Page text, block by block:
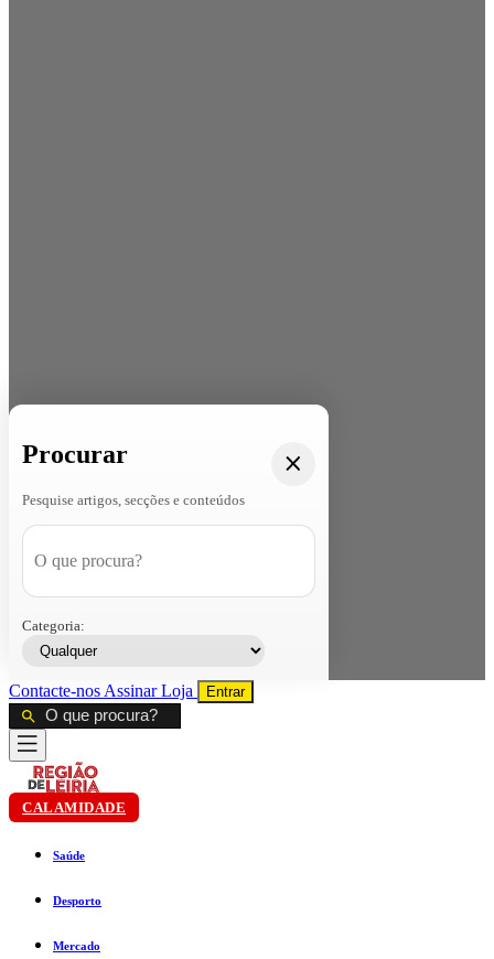
Procurar
Pesquise artigos, secções e conteúdos
Categoria:
Contacte-nos AssinarLoja Entrar
CALAMIDADE
Saúde
Desporto
Mercado